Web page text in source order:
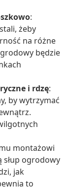
:
żeby
na różne
będzie
i rdzę:
by wytrzymać
montażowi
słup ogrodowy
jak
to